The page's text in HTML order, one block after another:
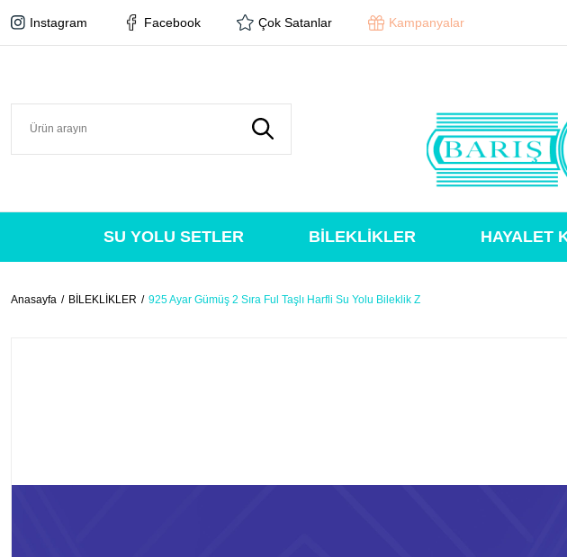
Instagram Facebook Çok Satanlar Kampanyalar
SU YOLU SETLER BİLEKLİKLER HAYALET
Anasayfa BİLEKLİKLER 925 Ayar Gümüş 2 Sıra Ful Taşlı Harfli Su Yolu Bileklik Z